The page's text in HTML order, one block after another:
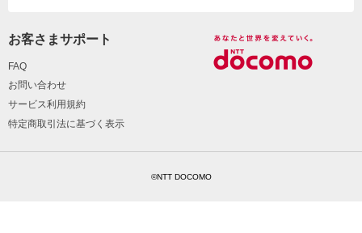
お客さまサポート
FAQ
お問い合わせ
サービス利用規約
特定商取引法に基づく表示
©NTT DOCOMO